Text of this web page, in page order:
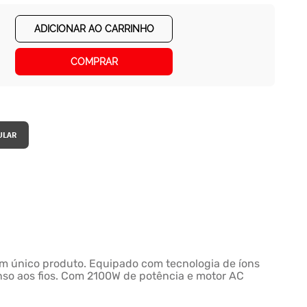
ADICIONAR AO CARRINHO
COMPRAR
único produto. Equipado com tecnologia de íons
aos fios. Com 2100W de potência e motor AC